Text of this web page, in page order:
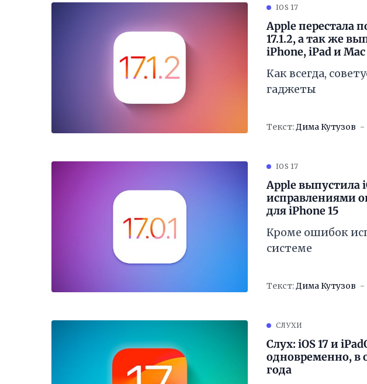
IOS 17
Apple перестала
17.1.2, а так же
iPhone, iPad и Mac
Как всегда,
гаджеты
Текст:Дима Кутузов
IOS 17
Apple выпустила
исправлениями
для iPhone 15
Кроме ошибок
системе
Текст:Дима Кутузов
СЛУХИ
Слух: iOS 17 и
одновременно, в
года